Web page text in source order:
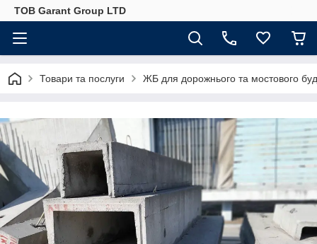
ТОВ Garant Group LTD
Товари та послуги ЖБ для дорожнього та мостового